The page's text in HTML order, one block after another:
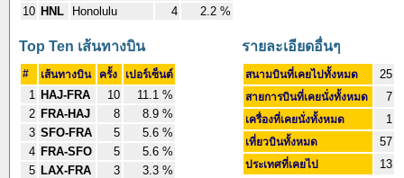
10 HNL Honolulu 4 2.2 %
Top Ten เส้นทางบิน
# เส้นทางบิน ครั้ง เปอร์เซ็นต์
1 HAJ-FRA 10
11.1 %
2 FRA-HAJ 8
8.9 %
3 SFO-FRA 5
5.6 %
4 FRA-SFO 5
5.6 %
5 LAX-FRA 3
3.3 %
รายละเอียดอื่นๆ
สนามบินที่เคยไปทั้งหมด 25
สายการบินที่เคยนั่งทั้งหมด 7
เครื่องที่เคยนั่งทั้งหมด 1
เที่ยวบินทั้งหมด 57
ประเทศที่เคยไป 13